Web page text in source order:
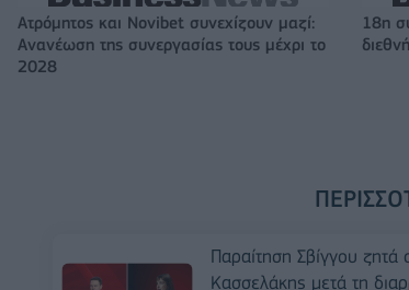
Ατρόμητος και Novibet συνεχίζουν μαζί:
Ανανέωση της συνεργασίας τους μέχρι το
2028
18η
Παραίτηση Σβίγγου ζητά
Κασσελάκης μετά τη